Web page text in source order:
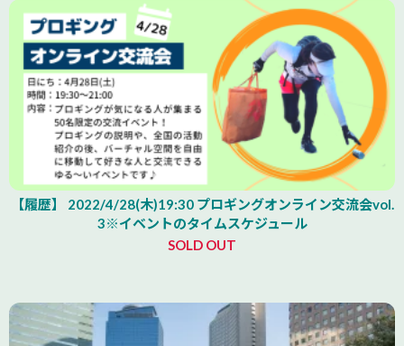
【履歴】 2022/4/28(木)19:30 プロギングオンライン交流会vol.
3※イベントのタイムスケジュール
SOLD OUT